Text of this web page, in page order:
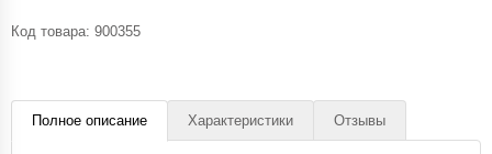
Код товара: 900355
Полное описание Характеристики Отзывы